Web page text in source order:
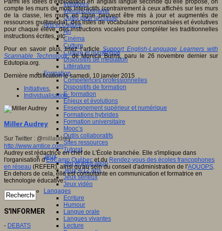
Initiatives
Interdisciplinarité
Outils pour la classe
Arts et Culture
Art
Cinéma
Culture
Culture et numérique
Dispositifs de médiation
Littérature
Formation
Compétences professionnelles
Dispositifs de formation
E- formation
Enjeux et évolutions
Enseignement supérieur et numérique
Formations hybrides
Formation universitaire
Mooc’s
Outils collaboratifs
Sites ressources
Tutorat
Jeux
Jeu et éducation
Jeux 4/12 ans
Jeux sérieux
Jeux vidéo
Langages
Ecriture
Humour
Langue orale
Langues vivantes
Lecture
Parmi les idées d’exploitation en anglais langue seconde qu’elle propose, on
compte les murs de mots interactifs (contrairement à ceux affichés sur les murs
de la classe, les murs en ligne peuvent être mis à jour et augmentés de
ressources multimédia), des listes de vocabulaire personnalisées et évolutives
pour chaque élève, des instructions vocales pour compléter les traditionnelles
instructions écrites, etc.
Pour en savoir plus, lisez l’article Support English-Language Learners with
Scannable Technology, de Monica Burns, paru le 26 novembre dernier sur
Edutopia.org.
Dernière modification le samedi, 10 janvier 2015
Initiatives,
Individualisation,
Miller Audrey
Sur Twitter : @millaudrey
http://www.amtice.com
Audrey est rédactrice en chef de L'École branchée. Elle s'implique dans
l'organisation d'EdCamp Québec et du Rendez-vous des écoles francophones
en réseau (REFER), ainsi qu'au sein du conseil d'administration de l'AQUOPS.
En dehors de cela, elle est consultante en communication et formatrice en
technologie éducative.
S'INFORMER
- DEBATS